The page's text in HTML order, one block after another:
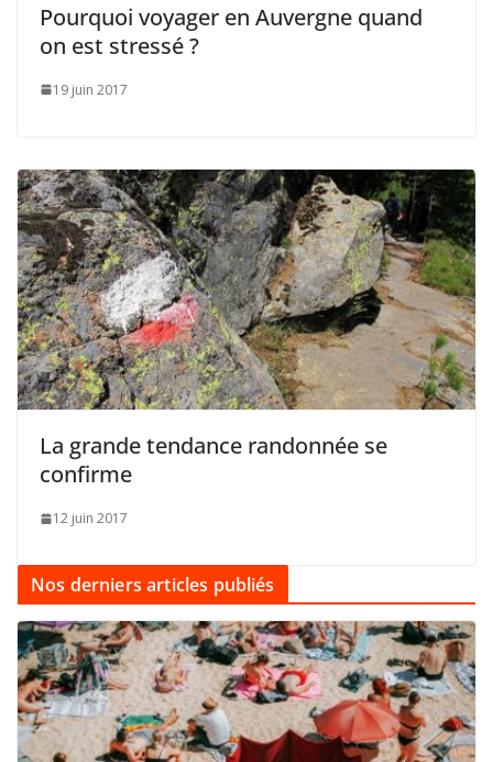
Pourquoi voyager en Auvergne quand
on est stressé ?
19 juin 2017
La grande tendance randonnée se
confirme
12 juin 2017
Nos derniers articles publiés